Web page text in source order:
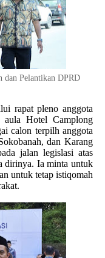
dan Pelantikan DPRD
rapat pleno anggota
Hotel Camplong
calon terpilh anggota
dan Karang
jalan legislasi atas
dirinya. Ia minta untuk
untuk tetap istiqomah